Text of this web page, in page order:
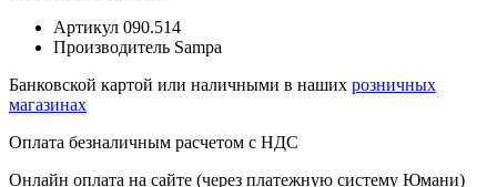
Артикул 090.514
Производитель Sampa
Банковской картой или наличными в наших розничных
магазинах
Оплата безналичным расчетом с НДС
Онлайн оплата на сайте (через платежную систему Юмани)